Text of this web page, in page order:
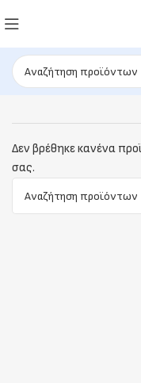
Δεν βρέθηκε κανένα
σας.